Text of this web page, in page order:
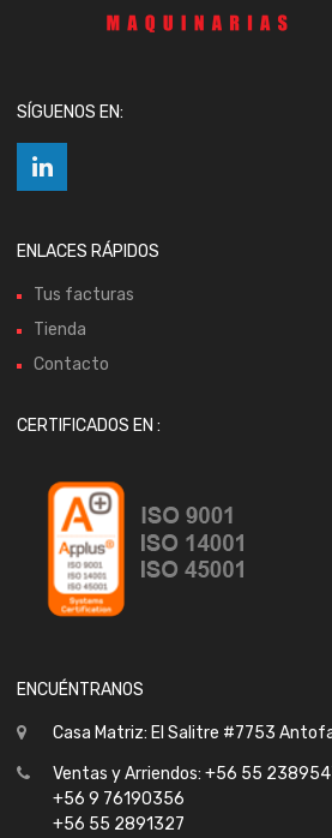
SÍGUENOS EN:
ENLACES RÁPIDOS
Tus facturas
Tienda
Contacto
CERTIFICADOS EN :
ENCUÉNTRANOS
Casa Matriz: El Salitre #7753
Ventas y Arriendos: +56 55
+56 9 76190356
+56 55 2891327